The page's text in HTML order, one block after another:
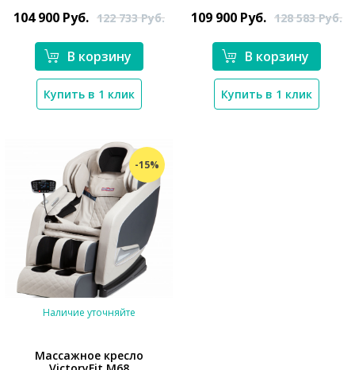
104 900 Руб. 122 733Руб.
В корзину
Купить в 1 клик
109 900 Руб. 128 583Руб.
В корзину
Купить в 1 клик
-15%
Наличие уточняйте
Массажное кресло